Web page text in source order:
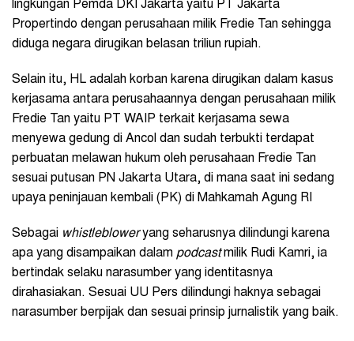
lingkungan Pemda DKI Jakarta yaitu PT Jakarta
Propertindo dengan perusahaan milik Fredie Tan sehingga
diduga negara dirugikan belasan triliun rupiah.
Selain itu, HL adalah korban karena dirugikan dalam kasus
kerjasama antara perusahaannya dengan perusahaan milik
Fredie Tan yaitu PT WAIP terkait kerjasama sewa
menyewa gedung di Ancol dan sudah terbukti terdapat
perbuatan melawan hukum oleh perusahaan Fredie Tan
sesuai putusan PN Jakarta Utara, di mana saat ini sedang
upaya peninjauan kembali (PK) di Mahkamah Agung RI
Sebagai whistlebloweryang seharusnya dilindungi karena
apa yang disampaikan dalam podcastmilik Rudi Kamri, ia
bertindak selaku narasumber yang identitasnya
dirahasiakan. Sesuai UU Pers dilindungi haknya sebagai
narasumber berpijak dan sesuai prinsip jurnalistik yang baik.